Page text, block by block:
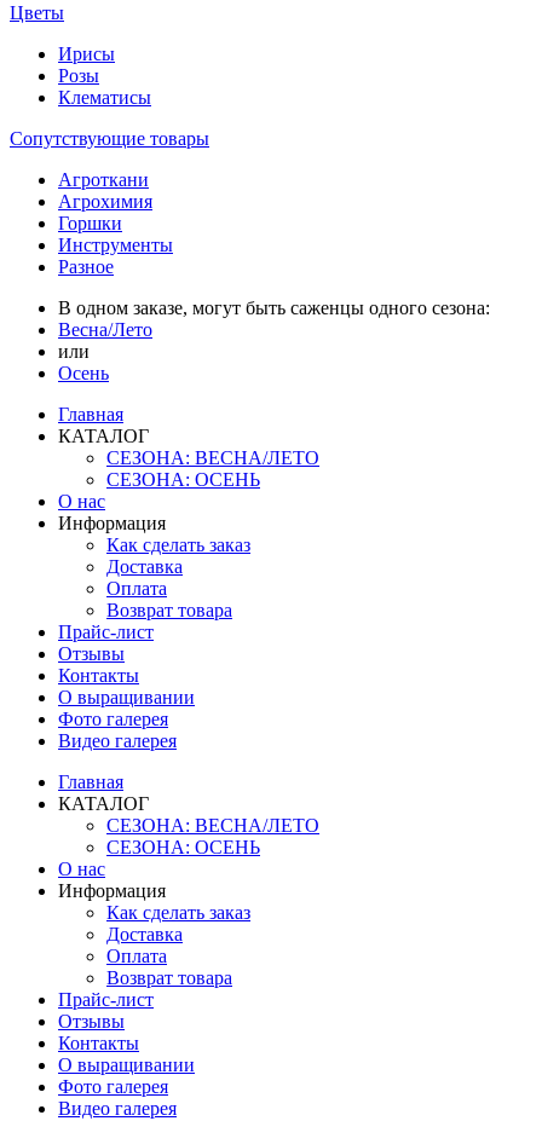
Цветы
Ирисы
Розы
Клематисы
Сопутствующие товары
Агроткани
Агрохимия
Горшки
Инструменты
Разное
В одном заказе, могут быть саженцы одного сезона:
Весна/Лето
или
Осень
Главная
КАТАЛОГ
СЕЗОНА: ВЕСНА/ЛЕТО
СЕЗОНА: ОСЕНЬ
О нас
Информация
Как сделать заказ
Доставка
Оплата
Возврат товара
Прайс-лист
Отзывы
Контакты
О выращивании
Фото галерея
Видео галерея
Главная
КАТАЛОГ
СЕЗОНА: ВЕСНА/ЛЕТО
СЕЗОНА: ОСЕНЬ
О нас
Информация
Как сделать заказ
Доставка
Оплата
Возврат товара
Прайс-лист
Отзывы
Контакты
О выращивании
Фото галерея
Видео галерея